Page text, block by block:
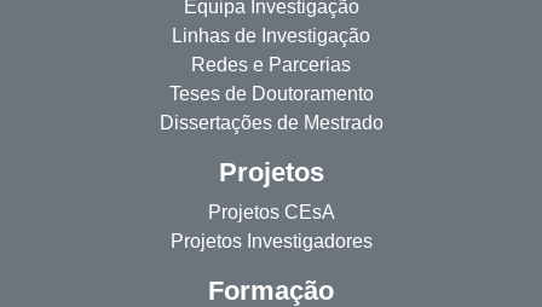
Equipa Investigação
Linhas de Investigação
Redes e Parcerias
Teses de Doutoramento
Dissertações de Mestrado
Projetos
Projetos CEsA
Projetos Investigadores
Formação